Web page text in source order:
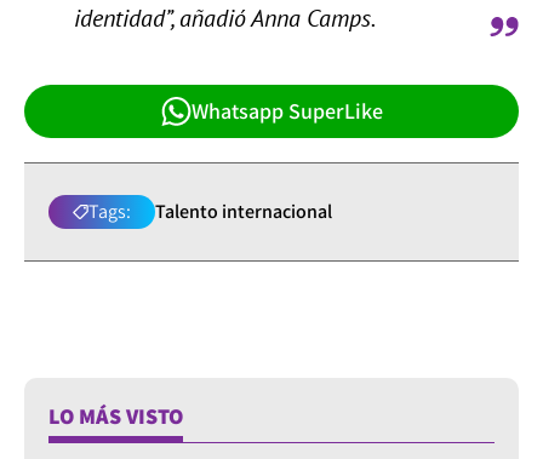
identidad”, añadió Anna Camps.
Whatsapp SuperLike
Tags: Talento internacional
LO MÁS VISTO